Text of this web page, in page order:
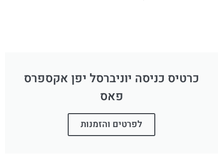
כרטיס כניסה יוניברסל יפן אקספרס
פאס
לפרטים והזמנות